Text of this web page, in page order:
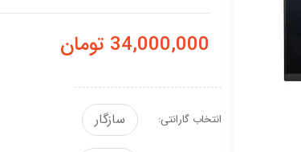
34,000,000 تومان
انتخاب گارانتی: سازگار